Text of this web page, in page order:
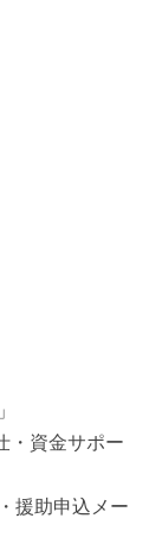
・資金サポー
援助申込メー